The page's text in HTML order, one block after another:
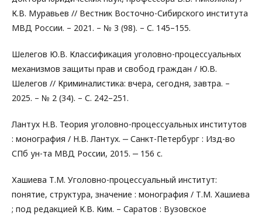
К.В. Муравьев // Вестник Восточно-Сибирского института
МВД России. – 2021. – № 3 (98). – С. 145–155.
Шелегов Ю.В. Классификация уголовно-процессуальных
механизмов защиты прав и свобод граждан / Ю.В.
Шелегов // Криминалистика: вчера, сегодня, завтра. –
2025. – № 2 (34). – С. 242–251.
Лантух Н.В. Теория уголовно-процессуальных институтов
: монография / Н.В. Лантух. ‒ Санкт-Петербург : Изд-во
СПб ун-та МВД России, 2015. ‒ 156 с.
Хашиева Т.М. Уголовно-процессуальный институт:
понятие, структура, значение : монография / Т.М. Хашиева
; под редакцией К.В. Ким. – Саратов : Вузовское